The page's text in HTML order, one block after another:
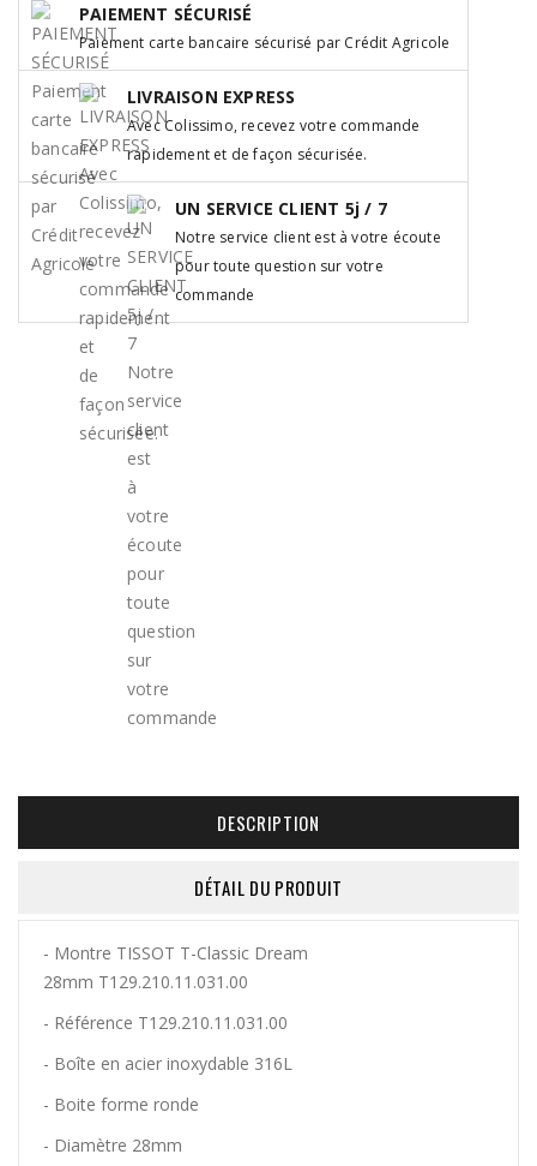
PAIEMENT SÉCURISÉ
Paiement carte bancaire sécurisé par Crédit Agricole
LIVRAISON EXPRESS
Avec Colissimo, recevez votre commande
rapidement et de façon sécurisée.
UN SERVICE CLIENT 5j / 7
Notre service client est à votre écoute
pour toute question sur votre
commande
DESCRIPTION
DÉTAIL DU PRODUIT
- Montre TISSOT T-Classic Dream
28mm T129.210.11.031.00
- Référence T129.210.11.031.00
- Boîte en acier inoxydable 316L
- Boite forme ronde
- Diamètre 28mm